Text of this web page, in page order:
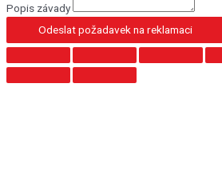
Popis závady
Odeslat požadavek na reklamaci